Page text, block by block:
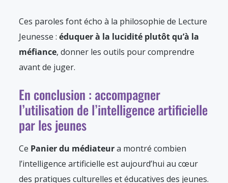
Ces paroles font écho à la philosophie de Lecture
Jeunesse : éduquer à la lucidité plutôt qu’à la
méfiance, donner les outils pour comprendre
avant de juger.
En conclusion : accompagner
l’utilisation de l’intelligence artificielle
par les jeunes
Ce Panier du médiateura montré combien
l’intelligence artificielle est aujourd’hui au cœur
des pratiques culturelles et éducatives des jeunes.